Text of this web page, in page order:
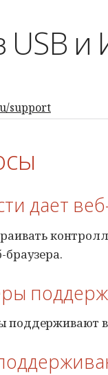
USB
support
дает
поддерживают